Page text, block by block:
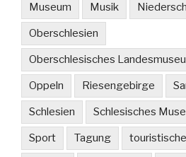
Museum Musik
Oberschlesien
Oberschlesisches
Oppeln Riesengebirge
Schlesien Schlesisches
Sport Tagung